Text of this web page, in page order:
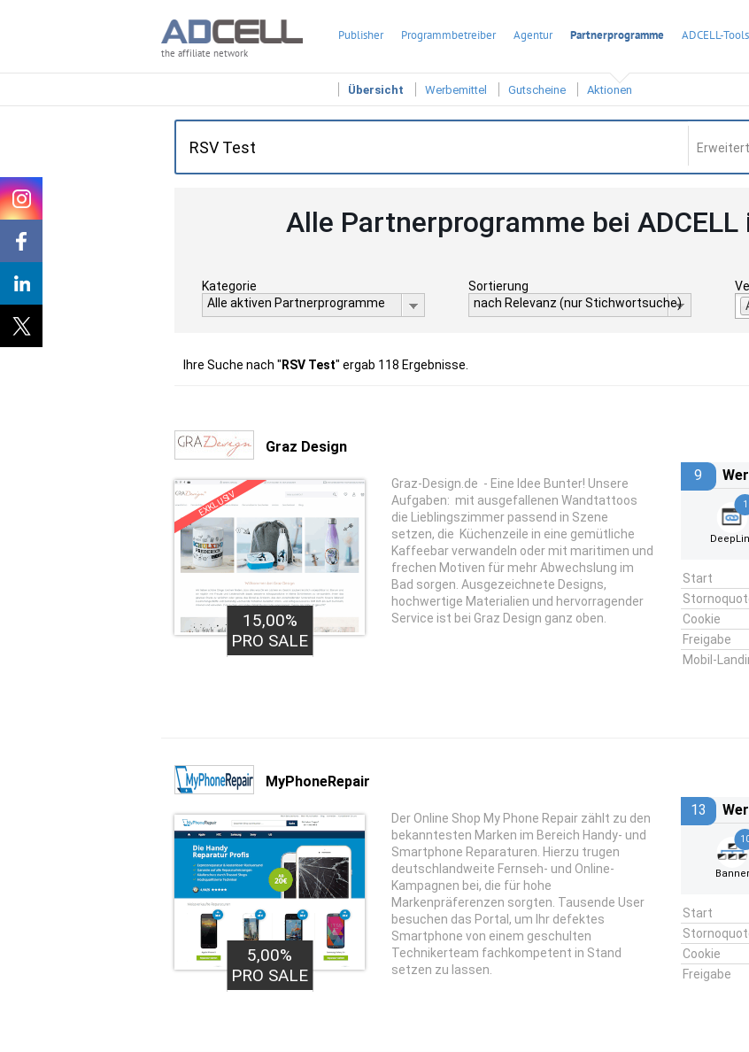
the affiliate network
Publisher Programmbetreiber Agentur Partnerprogramme ADCELL-Tools
Übersicht Werbemittel Gutscheine Aktionen
Alle Partnerprogramme bei
Kategorie
Alle aktiven Partnerprogramme
Sortierung
nach Relevanz (nur Stichwortsuche)
Ihre Suche nach " RSV Test" ergab 118 Ergebnisse.
Graz Design
EXKLUSIV
15,00%
PRO SALE
Graz-Design.de - Eine Idee Bunter! Unsere
Aufgaben: mit ausgefallenen Wandtattoos
die Lieblingszimmer passend in Szene
setzen, die Küchenzeile in eine gemütliche
Kaffeebar verwandeln oder mit maritimen und
frechen Motiven für mehr Abwechslung im
Bad sorgen. Ausgezeichnete Designs,
hochwertige Materialien und hervorragender
Service ist bei Graz Design ganz oben.
9
1
Start
Cookie
Freigabe
Mobil-
MyPhoneRepair
5,00%
PRO SALE
Der Online Shop My Phone Repair zählt zu den
bekanntesten Marken im Bereich Handy- und
Smartphone Reparaturen. Hierzu trugen
deutschlandweite Fernseh- und Online-
Kampagnen bei, die für hohe
Markenpräferenzen sorgten. Tausende User
besuchen das Portal, um Ihr defektes
Smartphone von einem geschulten
Technikerteam fachkompetent in Stand
setzen zu lassen.
13
Banner
Start
Cookie
Freigabe